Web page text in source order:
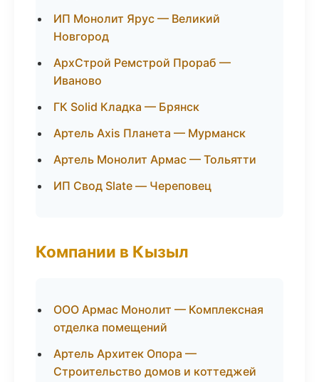
ИП Монолит Ярус — Великий
Новгород
АрхСтрой Ремстрой Прораб —
Иваново
ГК Solid Кладка — Брянск
Артель Axis Планета — Мурманск
Артель Монолит Армас — Тольятти
ИП Свод Slate — Череповец
Компании в Кызыл
ООО Армас Монолит — Комплексная
отделка помещений
Артель Архитек Опора —
Строительство домов и коттеджей